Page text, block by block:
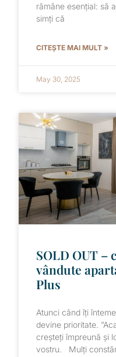
rămâne esențial: să
simți că
CITEȘTE MAI MULT »
May 30, 2025
SOLD OUT –
vândute
Plus
Atunci când îți
devine prioritate.
creșteți împreună și
vostru. Mulți